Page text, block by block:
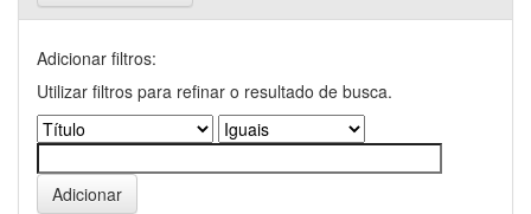
Adicionar filtros:
Utilizar filtros para refinar o resultado de busca.